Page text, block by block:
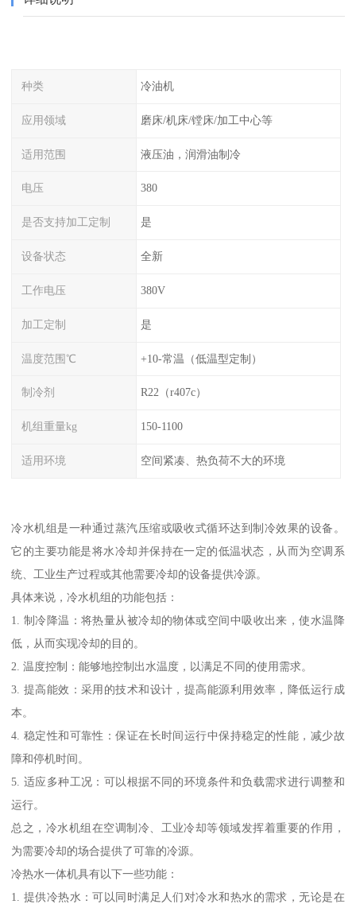
种类 冷油机
应用领域 磨床/机床/镗床/加工中心等
适用范围 液压油，润滑油制冷
电压 380
是否支持加工定制 是
设备状态 全新
工作电压 380V
加工定制 是
温度范围℃ +10-常温（低温型定制）
制冷剂 R22（r407c）
机组重量kg 150-1100
适用环境 空间紧凑、热负荷不大的环境
冷水机组是一种通过蒸汽压缩或吸收式循环达到制冷效果的设备。
它的主要功能是将水冷却并保持在一定的低温状态，从而为空调系
统、工业生产过程或其他需要冷却的设备提供冷源。
具体来说，冷水机组的功能包括：
1. 制冷降温：将热量从被冷却的物体或空间中吸收出来，使水温降
低，从而实现冷却的目的。
2. 温度控制：能够地控制出水温度，以满足不同的使用需求。
3. 提高能效：采用的技术和设计，提高能源利用效率，降低运行成
本。
4. 稳定性和可靠性：保证在长时间运行中保持稳定的性能，减少故
障和停机时间。
5. 适应多种工况：可以根据不同的环境条件和负载需求进行调整和
运行。
总之，冷水机组在空调制冷、工业冷却等领域发挥着重要的作用，
为需要冷却的场合提供了可靠的冷源。
冷热水一体机具有以下一些功能：
1. 提供冷热水：可以同时满足人们对冷水和热水的需求，无论是在